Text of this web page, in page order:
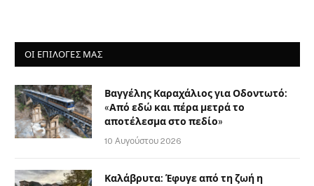
ΟΙ ΕΠΙΛΟΓΈΣ ΜΑΣ
Βαγγέλης Καραχάλιος για Οδοντωτό:
«Από εδώ και πέρα μετρά το
αποτέλεσμα στο πεδίο»
10 Αυγούστου 2026
Καλάβρυτα: Έφυγε από τη ζωή η